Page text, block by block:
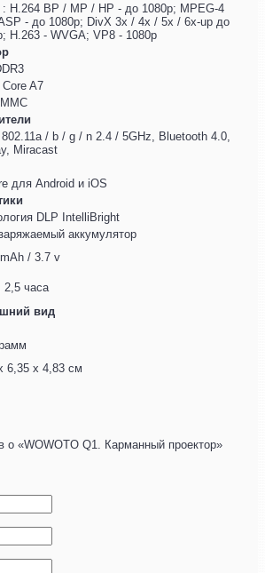
: H.264 BP / MP / HP - до 1080p; MPEG-4
- до 1080p; DivX 3x / 4x / 5x / 6x-up до
H.263 - WVGA; VP8 - 1080p
A7
/ b / g / n 2.4 / 5GHz, Bluetooth 4.0,
Miracast
для Android и iOS
DLP IntelliBright
аккумулятор
/ 3.7 v
2,5 часа
вид
6,35 х 4,83 см
о «WOWOTO Q1. Карманный проектор»